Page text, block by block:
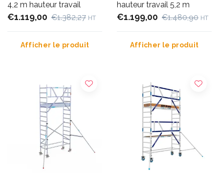
4,2 m hauteur travail
€1.119,00 €1.382,27 HT
Afficher le produit
hauteur travail 5,2 m
€1.199,00 €1.480,90 HT
Afficher le produit